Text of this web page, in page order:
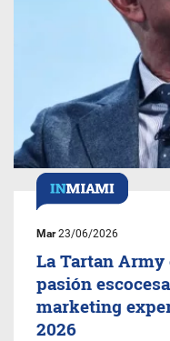
Mar23/06/2026
La Tartan
pasión
marketing
2026